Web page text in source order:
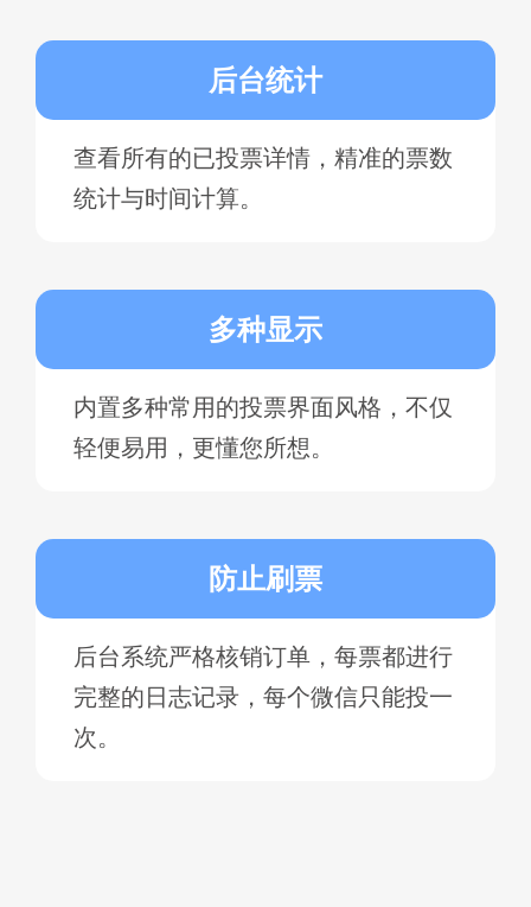
后台统计
查看所有的已投票详情，精准的票数
统计与时间计算。
多种显示
内置多种常用的投票界面风格，不仅
轻便易用，更懂您所想。
防止刷票
后台系统严格核销订单，每票都进行
完整的日志记录，每个微信只能投一
次。